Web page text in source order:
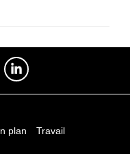
plan Travail